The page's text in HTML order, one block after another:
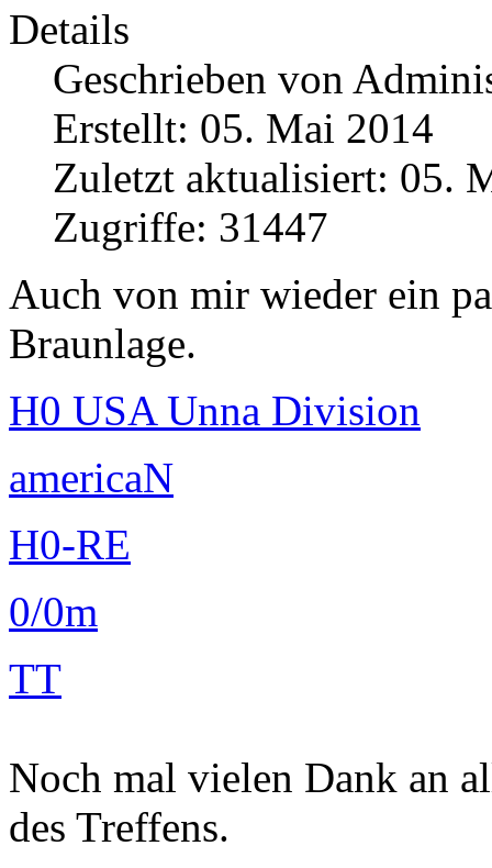
Details
Geschrieben von
Erstellt: 05. Mai 2014
Zuletzt aktualisiert: 05.
Zugriffe: 31447
Auch von mir wieder ein
Braunlage.
H0 USA Unna Division
americaN
H0-RE
0/0m
TT
Noch mal vielen Dank an
des Treffens.